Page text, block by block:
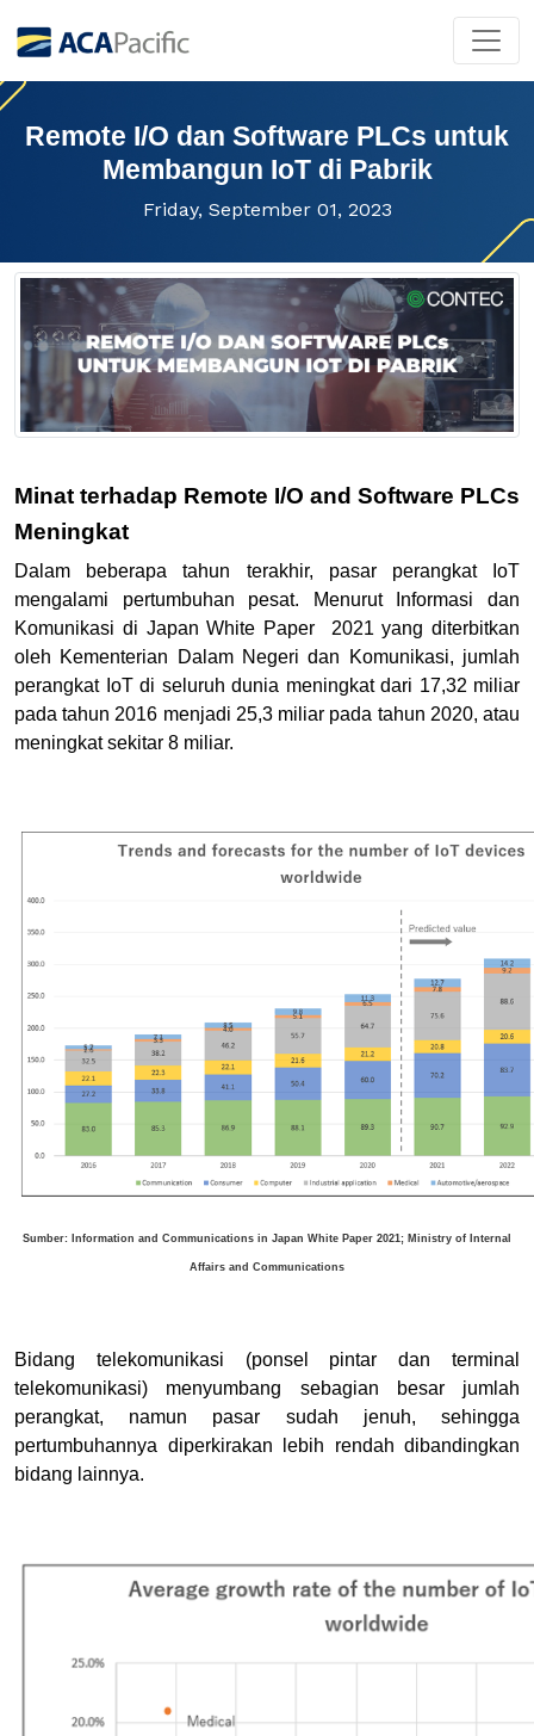
Remote I/O dan Software PLCs untuk
Membangun IoT di Pabrik
Friday, September 01, 2023
Minat terhadap Remote I/O and Software PLCs
Meningkat
Dalam beberapa tahun terakhir, pasar perangkat IoT
mengalami pertumbuhan pesat. Menurut Informasi dan
Komunikasi di Japan White Paper 2021 yang diterbitkan
oleh Kementerian Dalam Negeri dan Komunikasi, jumlah
perangkat IoT di seluruh dunia meningkat dari 17,32 miliar
pada tahun 2016 menjadi 25,3 miliar pada tahun 2020, atau
meningkat sekitar 8 miliar.
Sumber: Information and Communications in Japan White Paper 2021; Ministry of Internal
Affairs and Communications
Bidang telekomunikasi (ponsel pintar dan terminal
telekomunikasi) menyumbang sebagian besar jumlah
perangkat, namun pasar sudah jenuh, sehingga
pertumbuhannya diperkirakan lebih rendah dibandingkan
bidang lainnya.